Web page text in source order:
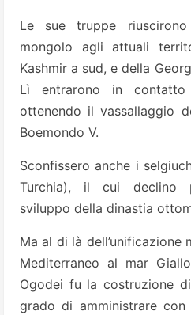
Le sue truppe riuscirono
mongolo agli attuali
Kashmir a sud, e della
Lì entrarono in
ottenendo il vassallaggio
Boemondo V.
Sconfissero anche i
Turchia), il cui declino
sviluppo della dinastia
Ma al di là dell’unificazione
Mediterraneo al mar
Ogodei fu la costruzione
grado di amministrare